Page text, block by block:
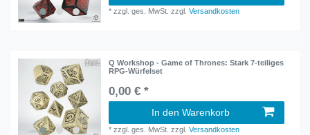
*zzgl. ges. MwSt. zzgl.Versandkosten
Q Workshop - Game of Thrones: Stark 7-teiliges
RPG-Würfelset
0,00 € *
In den Warenkorb
*zzgl. ges. MwSt. zzgl.Versandkosten